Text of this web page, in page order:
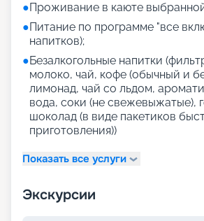
●Проживание в каюте
●Питание по программе "все
напитков);
●Безалкогольные напитки
молоко, чай, кофе (обычный и
лимонад, чай со льдом,
вода, соки (не свежевыжатые),
шоколад (в виде пакетиков
приготовления))
Показать все услуги
Экскурсии